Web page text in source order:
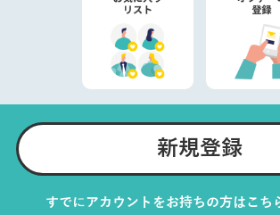
新規登録
すでにアカウントをお持ちの方はこち